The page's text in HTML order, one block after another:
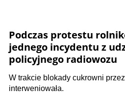
Podczas protestu
jednego incydentu z
policyjnego radiowozu
W trakcie blokady cukrowni
interweniowała.